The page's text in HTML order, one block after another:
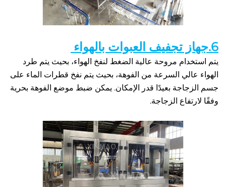
يتم استخدام مروحة عالية الضغط لنفخ الهواء، بحيث يتم طرد
عالي السرعة من الفوهة، بحيث يتم نفخ قطرات الماء على
جسم الزجاجة بعيدًا قدر الإمكان. يمكن ضبط موضع الفوهة بحرية
الزجاجة.